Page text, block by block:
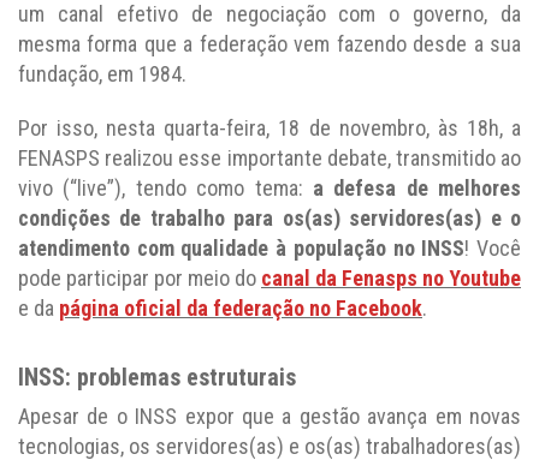
um canal efetivo de negociação com o governo, da
mesma forma que a federação vem fazendo desde a sua
fundação, em 1984.
Por isso, nesta quarta-feira, 18 de novembro, às 18h, a
FENASPS realizou esse importante debate, transmitido ao
vivo (“live”), tendo como tema: a defesa de melhores
condições de trabalho para os(as) servidores(as) e o
atendimento com qualidade à população no INSS! Você
pode participar por meio do canal da Fenasps no Youtube
e da página oficial da federação no Facebook.
INSS: problemas estruturais
Apesar de o INSS expor que a gestão avança em novas
tecnologias, os servidores(as) e os(as) trabalhadores(as)